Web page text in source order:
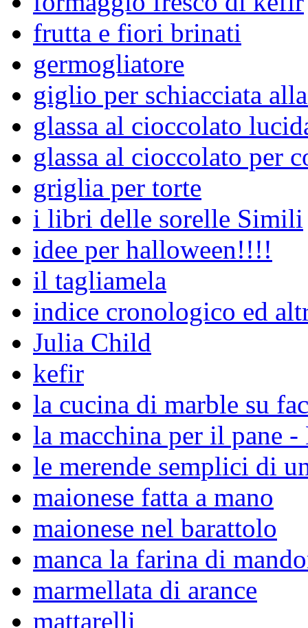
frutta e fiori brinati
germogliatore
giglio per schiacciata
glassa al cioccolato
glassa al cioccolato per
griglia per torte
i libri delle sorelle Simili
idee per halloween!!!!
il tagliamela
indice cronologico ed
Julia Child
kefir
la cucina di marble su
la macchina per il pane
le merende semplici di
maionese fatta a mano
maionese nel barattolo
manca la farina di
marmellata di arance
mattarelli